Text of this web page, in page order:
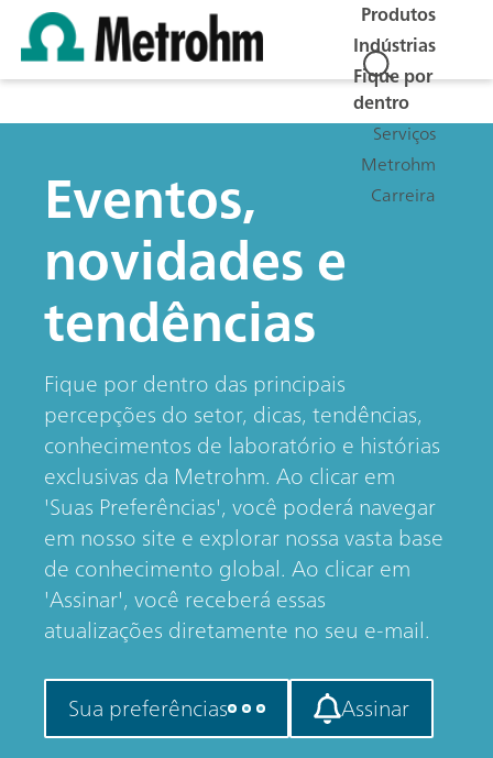
Produtos
Indústrias
Fique por
dentro
Serviços
Metrohm
Carreira
Eventos,
novidades e
tendências
Fique por dentro das principais
percepções do setor, dicas, tendências,
conhecimentos de laboratório e histórias
exclusivas da Metrohm. Ao clicar em
'Suas Preferências', você poderá navegar
em nosso site e explorar nossa vasta base
de conhecimento global. Ao clicar em
'Assinar', você receberá essas
atualizações diretamente no seu e-mail.
Sua preferências Assinar